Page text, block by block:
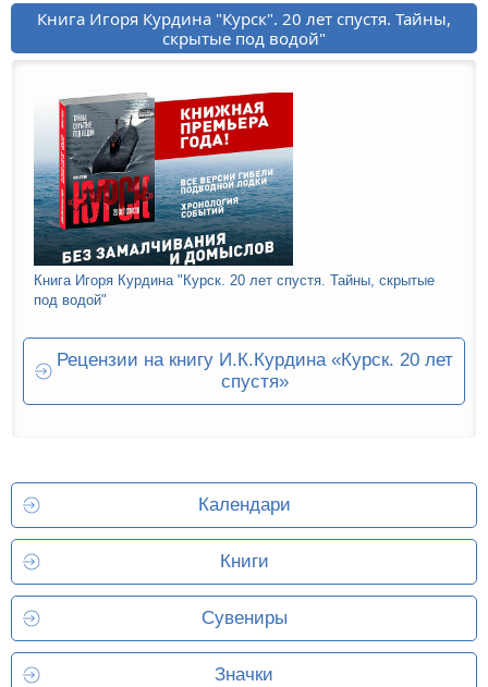
Книга Игоря Курдина "Курск". 20 лет спустя. Тайны,
скрытые под водой"
Книга Игоря Курдина "Курск. 20 лет спустя. Тайны, скрытые
под водой"
Рецензии на книгу И.К.Курдина «Курск. 20 лет
спустя»
Календари
Книги
Сувениры
Значки